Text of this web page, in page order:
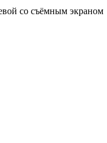
со съёмным экраном